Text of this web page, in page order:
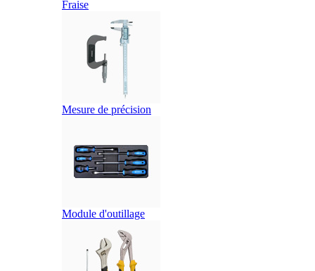
Fraise
Mesure de précision
Module d'outillage